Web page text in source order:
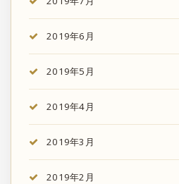
2019年6月
2019年5月
2019年4月
2019年3月
2019年2月